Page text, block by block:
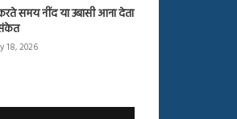
समय नींद या उबासी आना देता
18, 2026